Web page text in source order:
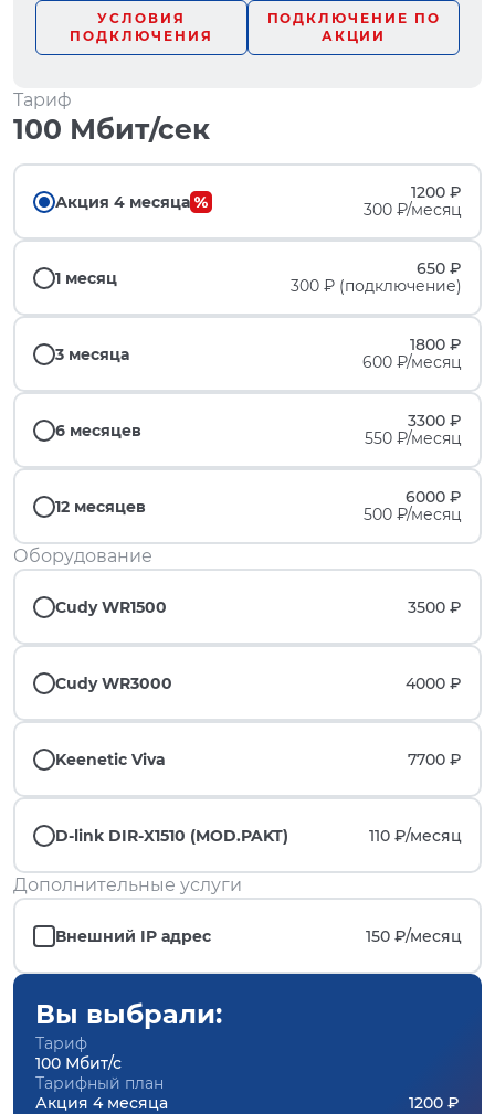
УСЛОВИЯ
ПОДКЛЮЧЕНИЯ
ПОДКЛЮЧЕНИЕ ПО
АКЦИИ
Тариф
100 Мбит/сек
Акция 4 месяца
1200 ₽
300 ₽/месяц
1 месяц
650 ₽
300 ₽ (подключение)
3 месяца
1800 ₽
600 ₽/месяц
6 месяцев
3300 ₽
550 ₽/месяц
12 месяцев
6000 ₽
500 ₽/месяц
Оборудование
Cudy WR1500 3500 ₽
Cudy WR3000 4000 ₽
Keenetic Viva 7700 ₽
D-link DIR-X1510 (MOD.PAKT) 110 ₽/месяц
Дополнительные услуги
Внешний IP адрес 150 ₽/месяц
Вы выбрали:
Тариф
100 Мбит/с
Тарифный план
Акция 4 месяца
1200 ₽